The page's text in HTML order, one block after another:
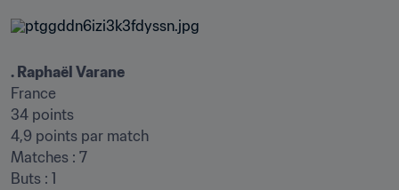
. Raphaël Varane
France
34 points
4,9 points par match
Matches : 7
Buts : 1